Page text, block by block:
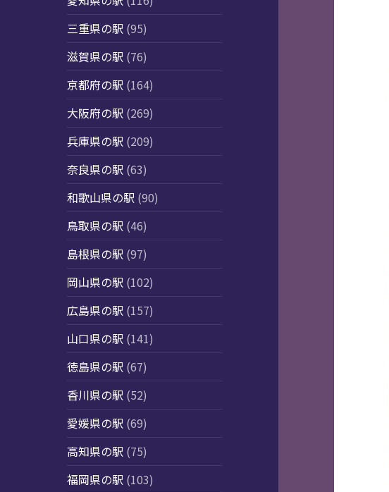
三重県の駅 (95)
滋賀県の駅 (76)
京都府の駅 (164)
大阪府の駅 (269)
兵庫県の駅 (209)
奈良県の駅 (63)
和歌山県の駅 (90)
鳥取県の駅 (46)
島根県の駅 (97)
岡山県の駅 (102)
広島県の駅 (157)
山口県の駅 (141)
徳島県の駅 (67)
香川県の駅 (52)
愛媛県の駅 (69)
高知県の駅 (75)
福岡県の駅 (103)